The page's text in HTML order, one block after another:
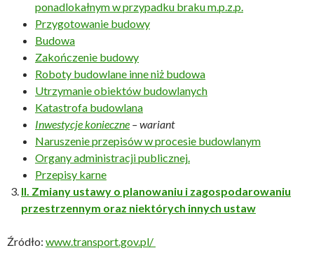
ponadlokałnym w przypadku braku m.p.z.p.
Przygotowanie budowy
Budowa
Zakończenie budowy
Roboty budowlane inne niż budowa
Utrzymanie obiektów budowlanych
Katastrofa budowlana
Inwestycje konieczne – wariant
Naruszenie przepisów w procesie budowlanym
Organy administracji publicznej.
Przepisy karne
II. Zmiany ustawy o planowaniu i zagospodarowaniu
przestrzennym oraz niektórych innych ustaw
Źródło: www.transport.gov.pl/